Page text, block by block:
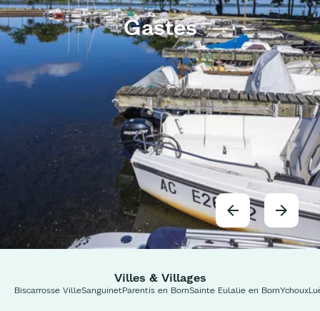
Gastes
Villes & Villages
Biscarrosse VilleSanguinetParentis en BornSainte Eulalie en BornYchoux